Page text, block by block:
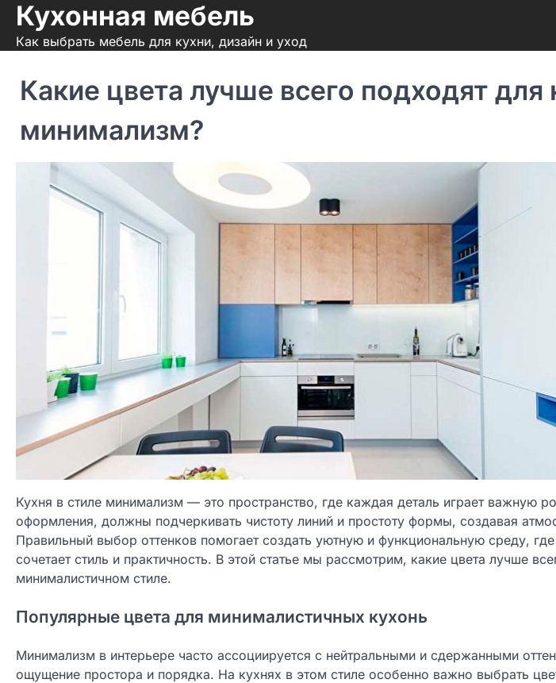
Skip
content
Кухонная мебель
Как выбрать мебель для кухни, дизайн и уход
Какие цвета лучше всего подходят для
минимализм?
Кухня в стиле минимализм — это пространство, где каждая деталь играет важную
оформления, должны подчеркивать чистоту линий и простоту формы, создавая
Правильный выбор оттенков помогает создать уютную и функциональную среду,
сочетает стиль и практичность. В этой статье мы рассмотрим, какие цвета лучше
минималистичном стиле.
Популярные цвета для минималистичных кухонь
Минимализм в интерьере часто ассоциируется с нейтральными и сдержанными
ощущение простора и порядка. На кухнях в этом стиле особенно важно выбрать